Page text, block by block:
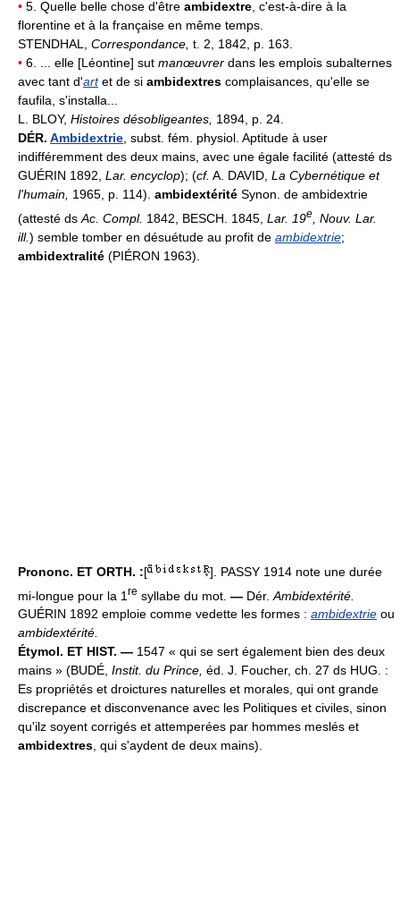
• 5. Quelle belle chose d'être ambidextre , c'est-à-dire à la
florentine et à la française en même temps.
STENDHAL, Correspondance, t. 2, 1842, p. 163.
• 6. ... elle [Léontine] sut manœuvrer dans les emplois subalternes
avec tant d'artet de si ambidextres complaisances, qu'elle se
faufila, s'installa...
L. BLOY, Histoires désobligeantes, 1894, p. 24.
DÉR. Ambidextrie , subst. fém. physiol. Aptitude à user
indifféremment des deux mains, avec une égale facilité (attesté ds
GUÉRIN 1892, Lar. encyclop); (cf. A. DAVID, La Cybernétique et
l'humain, 1965, p. 114). ambidextérité Synon. de ambidextrie
(attesté ds Ac. Compl. 1842, BESCH. 1845, Lar. 19e
, Nouv. Lar.
ill.) semble tomber en désuétude au profit de ambidextrie;
ambidextralité (PIÉRON 1963).
Prononc. ET ORTH. :[
]. PASSY 1914 note une durée
mi-longue pour la 1 re syllabe du mot. — Dér. Ambidextérité.
GUÉRIN 1892 emploie comme vedette les formes : ambidextrie ou
ambidextérité.
Étymol. ET HIST. — 1547 « qui se sert également bien des deux
mains » (BUDÉ, Instit. du Prince, éd. J. Foucher, ch. 27 ds HUG. :
Es propriétés et droictures naturelles et morales, qui ont grande
discrepance et disconvenance avec les Politiques et civiles, sinon
qu'ilz soyent corrigés et attemperées par hommes meslés et
ambidextres, qui s'aydent de deux mains).